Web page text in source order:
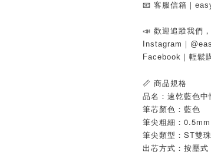
📧 客服信箱｜
📣 歡迎追蹤我們
Instagram｜
Facebook｜輕鬆
📏 商品規格
品名：速乾藍色中
筆芯顏色：藍色
筆尖粗細：0.5mm
筆尖類型：ST雙
出芯方式：按壓式